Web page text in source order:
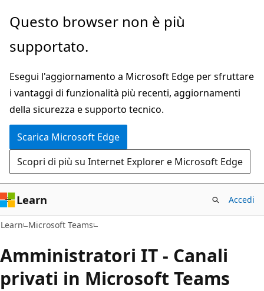
Ignora
passa
contenuto
principale
Questo browser non è più
supportato.
Esegui l'aggiornamento a Microsoft Edge per sfruttare
i vantaggi di funzionalità più recenti, aggiornamenti
della sicurezza e supporto tecnico.
Scarica Microsoft Edge
Scopri di più su Internet Explorer e Microsoft Edge
Learn Accedi
Learn Microsoft Teams
Amministratori IT - Canali
privati in Microsoft Teams